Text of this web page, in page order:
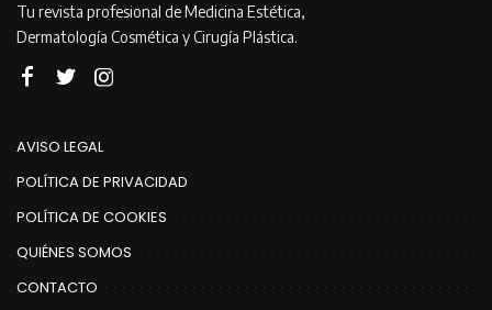
Tu revista profesional de Medicina Estética,
Dermatología Cosmética y Cirugía Plástica.
AVISO LEGAL
POLÍTICA DE PRIVACIDAD
POLÍTICA DE COOKIES
QUIÉNES SOMOS
CONTACTO